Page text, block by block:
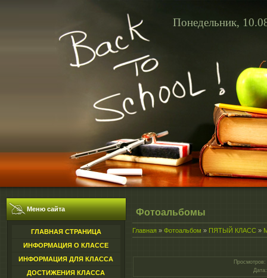
Понедельник,
Меню сайта
ГЛАВНАЯ СТРАНИЦА
ИНФОРМАЦИЯ О КЛАССЕ
ИНФОРМАЦИЯ ДЛЯ КЛАССА
ДОСТИЖЕНИЯ КЛАССА
Фотоальбомы
Главная » Фотоальбом » ПЯТЫЙ КЛАСС »
Просмотров:
Дата